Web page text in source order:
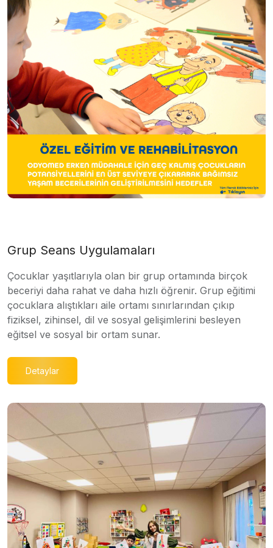
Grup Seans Uygulamaları
Çocuklar yaşıtlarıyla olan bir grup ortamında birçok
beceriyi daha rahat ve daha hızlı öğrenir. Grup eğitimi
çocuklara alıştıkları aile ortamı sınırlarından çıkıp
fiziksel, zihinsel, dil ve sosyal gelişimlerini besleyen
eğitsel ve sosyal bir ortam sunar.
Detaylar